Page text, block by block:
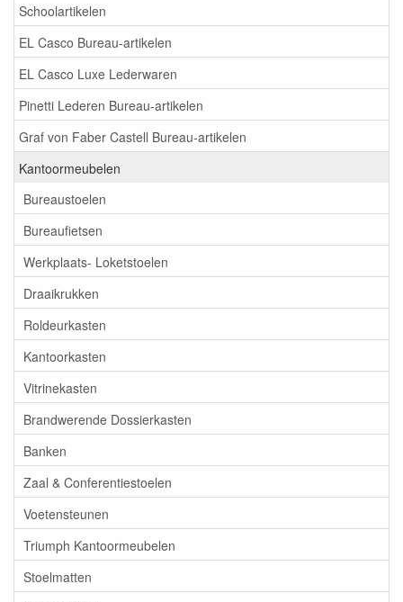
Schoolartikelen
EL Casco Bureau-artikelen
EL Casco Luxe Lederwaren
Pinetti Lederen Bureau-artikelen
Graf von Faber Castell Bureau-artikelen
Kantoormeubelen
Bureaustoelen
Bureaufietsen
Werkplaats- Loketstoelen
Draaikrukken
Roldeurkasten
Kantoorkasten
Vitrinekasten
Brandwerende Dossierkasten
Banken
Zaal & Conferentiestoelen
Voetensteunen
Triumph Kantoormeubelen
Stoelmatten